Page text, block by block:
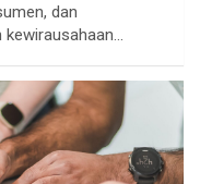
dan
kewirausahaan…